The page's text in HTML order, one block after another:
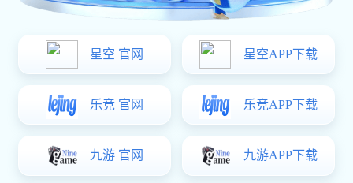
装备巡检巡修系统 ISEMS-EPI
装备巡检巡修的便捷工具